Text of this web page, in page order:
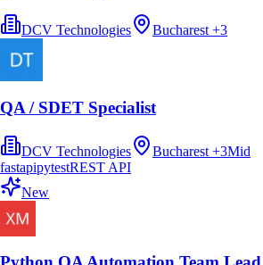
DCV Technologies Bucharest +3
QA / SDET Specialist
DCV Technologies Bucharest +3Mid
fastapipytestREST API
New